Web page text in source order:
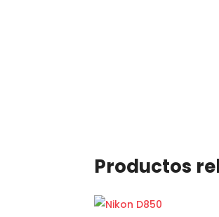
Productos